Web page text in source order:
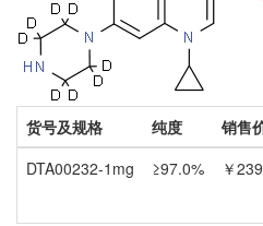
货号及规格 纯度 销售
DTA00232-1mg
≥97.0% ￥